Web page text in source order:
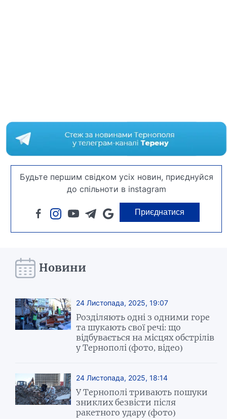
Будьте першим свідком усіх новин, приєднуйся
до спільноти в instagram
Приєднатися
Новини
24 Листопада, 2025, 19:07
Розділяють одні з одними горе
та шукають свої речі: що
відбувається на місцях обстрілів
у Тернополі (фото, відео)
24 Листопада, 2025, 18:14
У Тернополі тривають пошуки
зниклих безвісти після
ракетного удару (фото)